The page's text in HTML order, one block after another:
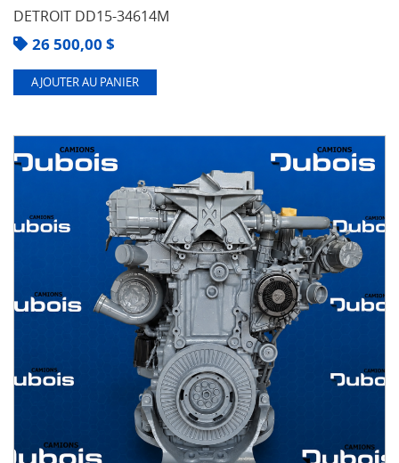
DETROIT DD15-34614M
26 500,00 $
AJOUTER AU PANIER